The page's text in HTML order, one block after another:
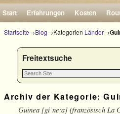
Start Erfahrungen Kosten
Startseite→Blog→Kategorien Länder→
Freitextsuche
Archiv der Kategorie:
Guinea [giˈneːa] (französisch La